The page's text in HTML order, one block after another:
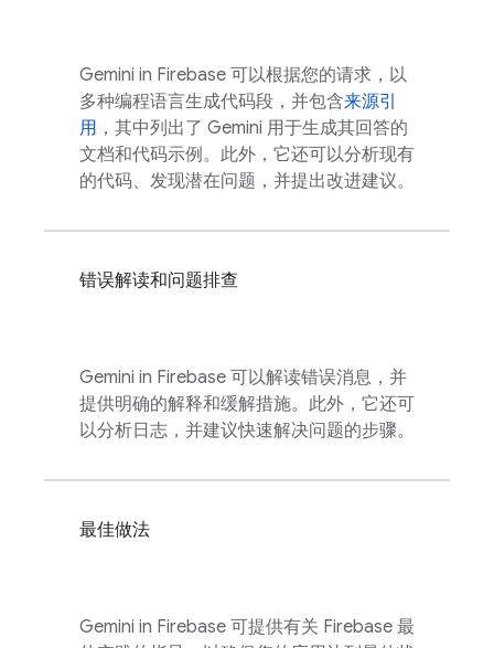
Gemini in Firebase 可以根据您的请求，以
多种编程语言生成代码段，并包含来源引
用 ，其中列出了 Gemini 用于生成其回答的
文档和代码示例。此外，它还可以分析现有
的代码、发现潜在问题，并提出改进建议。
错误解读和问题排查
Gemini in Firebase 可以解读错误消息，并
提供明确的解释和缓解措施。此外，它还可
以分析日志，并建议快速解决问题的步骤。
最佳做法
Gemini in Firebase 可提供有关 Firebase 最